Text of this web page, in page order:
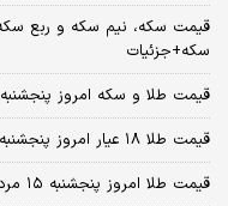
سکه+جزئیات
قیمت طلا و سکه امروز پنجشنبه ۱۵ مرداد ۱۴۰۵/افزایش قیمت طلا و سکه
قیمت طلا ۱۸ عیار امروز پنجشنبه ۱۵ مرداد ۱۴۰۵/افزایش قیمت طلا
قیمت طلا امروز پنجشنبه ۱۵ مرداد ۱۴۰۵/افزایش قیمت طلا